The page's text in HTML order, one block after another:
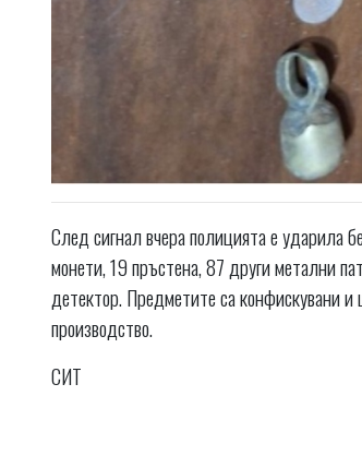
След сигнал вчера полицията е
монети, 19 пръстена, 87 други метални
детектор. Предметите са конфискувани
производство.
СИТ